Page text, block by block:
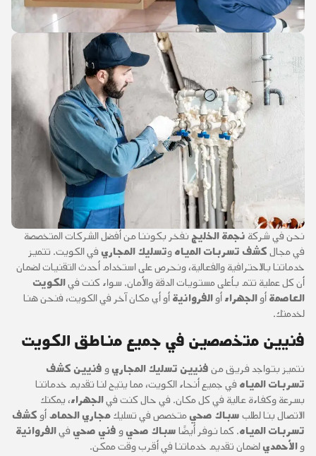
نحن في شركة نجمة الخليج نفخر بكوننا من أفضل الشركات المتخصصة
في مجالكشف تسربات المياهوتسليك المجاري في الكويت. تتميز
خدماتنا بالاحترافية والفعالية، ونحرص على استخدام أحدث التقنيات لضمان
أن كل عملية تتم بأعلى مستويات الدقة والأمان. سواء كنت فيالكويت
العاصمةأوالجهراءأوالفروانيةأو أي مكان آخر في الكويت، فنحن هنا
لخدمتك.
فنيين متخصصين في جميع مناطق الكويت
نتميز بتواجد فريق منفنيين تسليك المجاريو فنيين كشف
تسربات المياه في جميع أنحاء الكويت، مما يتيح لنا تقديم خدماتنا
بسرعة وكفاءة عالية في كل مكان. في حال كنت فيالجهراء، يمكنك
الاتصال بنا لطلبسباك صحيمتخصص في تسليكمجاري الحمامأو كشف
تسربات المياه. كما نوفر أيضًاسباك صحيو فني صحي فيالفروانية
والأحمديلضمان تقديم خدماتنا في أقرب وقت ممكن.